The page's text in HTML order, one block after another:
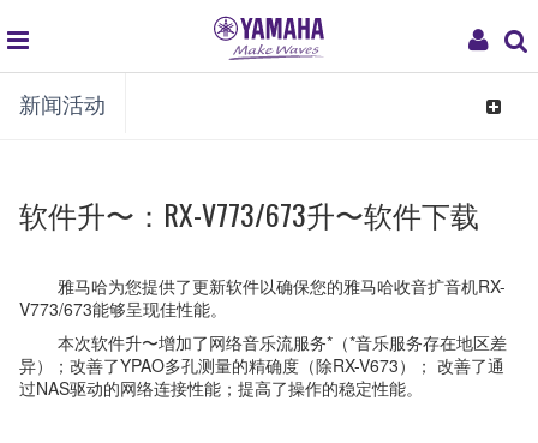
My
global
navigation
新闻活动
Toggle
软件升〜：RX-V773/673升〜软件下载
雅马哈为您提供了更新软件以确保您的雅马哈收音扩音机RX-
V773/673能够呈现佳性能。
本次软件升〜增加了网络音乐流服务*（*音乐服务存在地区差
异）；改善了YPAO多孔测量的精确度（除RX-V673）； 改善了通
过NAS驱动的网络连接性能；提高了操作的稳定性能。